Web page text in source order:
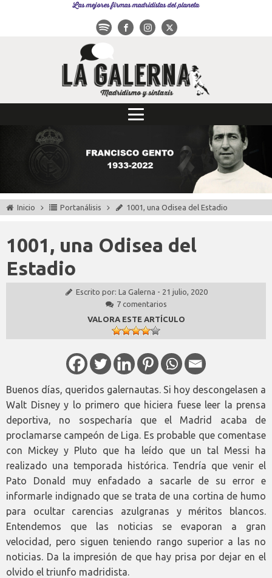
Las mejores firmas madridistas del planeta
Inicio Portanálisis 1001, una Odisea del Estadio
1001, una Odisea del
Estadio
Escrito por: La Galerna - 21 julio, 2020
7 comentarios
VALORA ESTE ARTÍCULO
Buenos días, queridos galernautas. Si hoy descongelasen a
Walt Disney y lo primero que hiciera fuese leer la prensa
deportiva, no sospecharía que el Madrid acaba de
proclamarse campeón de Liga. Es probable que comentase
con Mickey y Pluto que ha leído que un tal Messi ha
realizado una temporada histórica. Tendría que venir el
Pato Donald muy enfadado a sacarle de su error e
informarle indignado que se trata de una cortina de humo
para ocultar carencias azulgranas y méritos blancos.
Entendemos que las noticias se evaporan a gran
velocidad, pero siguen teniendo rango superior a las no
noticias. Da la impresión de que hay prisa por dejar en el
olvido el triunfo madridista.